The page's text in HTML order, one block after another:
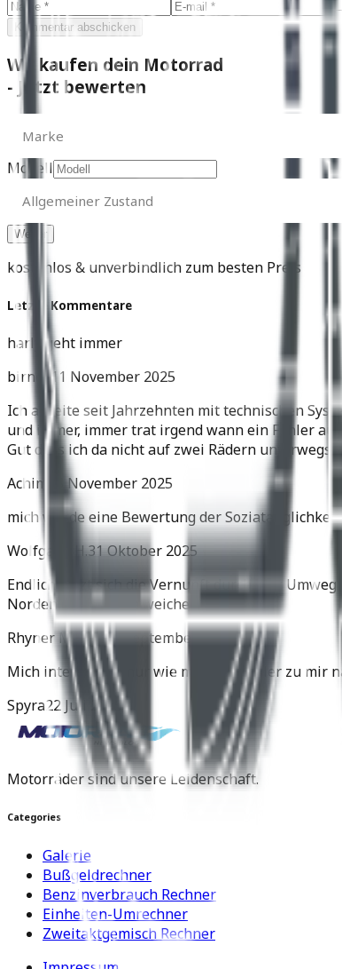
Kommentar abschicken
Wir kaufen dein Motorrad
- Jetzt bewerten
Marke
Modell
Zustand
Allgemeiner Zustand
kostenlos & unverbindlich zum besten Preis
Letzte Kommentare
harly geht immer
birnes11 November 2025
Ich arbeite seit Jahrzehnten mit technischen
und immer, immer trat irgend wann ein Fehler auf.
Gut dass ich da nicht auf zwei Rädern unterwegs
Achim
05 November 2025
mich würde eine Bewertung der
Wolfgang H.31 Oktober 2025
Endlich setzt sich die Vernunft durch. Der
Norden der Yamaha weichen.
Rhyner Martin11 September 2025
Mich interessiert nur wie man den Roller zu mir
Spyra22 Juli 2025
Motorräder sind unsere Leidenschaft.
Categories
Galerie
Bußgeldrechner
Benzinverbrauch Rechner
Einheiten-Umrechner
Zweitaktgemisch Rechner